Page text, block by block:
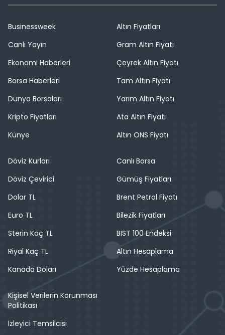
Businessweek
Canlı Yayın
Ekonomi Haberleri
Borsa Haberleri
Dünya Borsaları
Kripto Fiyatları
Künye
Altın Fiyatları
Gram Altın Fiyatı
Çeyrek Altın Fiyatı
Tam Altın Fiyatı
Yarım Altın Fiyatı
Ata Altın Fiyatı
Altın ONS Fiyatı
Döviz Kurları
Döviz Çevirici
Dolar TL
Euro TL
Sterin Kaç TL
Riyal Kaç TL
Kanada Doları
Canlı Borsa
Gümüş Fiyatları
Brent Petrol Fiyatı
Bilezik Fiyatları
BIST 100 Endeksi
Altın Hesaplama
Yüzde Hesaplama
Kişisel Verilerin Korunması
Politikası
İzleyici Temsilcisi